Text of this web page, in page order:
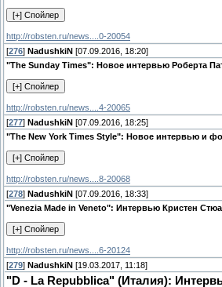
http://robsten.ru/news....0-20054
[276] NadushkiN [07.09.2016, 18:20]
"The Sunday Times": Новое интервью Роберта
http://robsten.ru/news....4-20065
[277] NadushkiN [07.09.2016, 18:25]
"The New York Times Style": Новое интервью и
http://robsten.ru/news....8-20068
[278] NadushkiN [07.09.2016, 18:33]
"Venezia Made in Veneto": Интервью Кристен
http://robsten.ru/news....6-20124
[279] NadushkiN [19.03.2017, 11:18]
"D - La Repubblica" (Италия):